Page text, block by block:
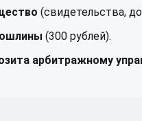
(свидетельства,
(300 рублей).
арбитражному